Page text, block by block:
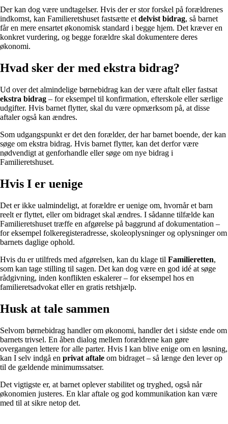
Der kan dog være undtagelser. Hvis der er stor forskel på forældrenes
indkomst, kan Familieretshuset fastsætte et delvist bidrag, så barnet
får en mere ensartet økonomisk standard i begge hjem. Det kræver en
konkret vurdering, og begge forældre skal dokumentere deres
økonomi.
Hvad sker der med ekstra bidrag?
Ud over det almindelige børnebidrag kan der være aftalt eller fastsat
ekstra bidrag – for eksempel til konfirmation, efterskole eller særlige
udgifter. Hvis barnet flytter, skal du være opmærksom på, at disse
aftaler også kan ændres.
Som udgangspunkt er det den forælder, der har barnet boende, der kan
søge om ekstra bidrag. Hvis barnet flytter, kan det derfor være
nødvendigt at genforhandle eller søge om nye bidrag i
Familieretshuset.
Hvis I er uenige
Det er ikke ualmindeligt, at forældre er uenige om, hvornår et barn
reelt er flyttet, eller om bidraget skal ændres. I sådanne tilfælde kan
Familieretshuset træffe en afgørelse på baggrund af dokumentation –
for eksempel folkeregisteradresse, skoleoplysninger og oplysninger om
barnets daglige ophold.
Hvis du er utilfreds med afgørelsen, kan du klage til Familieretten,
som kan tage stilling til sagen. Det kan dog være en god idé at søge
rådgivning, inden konflikten eskalerer – for eksempel hos en
familieretsadvokat eller en gratis retshjælp.
Husk at tale sammen
Selvom børnebidrag handler om økonomi, handler det i sidste ende om
barnets trivsel. En åben dialog mellem forældrene kan gøre
overgangen lettere for alle parter. Hvis I kan blive enige om en løsning,
kan I selv indgå en privat aftale om bidraget – så længe den lever op
til de gældende minimumssatser.
Det vigtigste er, at barnet oplever stabilitet og tryghed, også når
økonomien justeres. En klar aftale og god kommunikation kan være
med til at sikre netop det.